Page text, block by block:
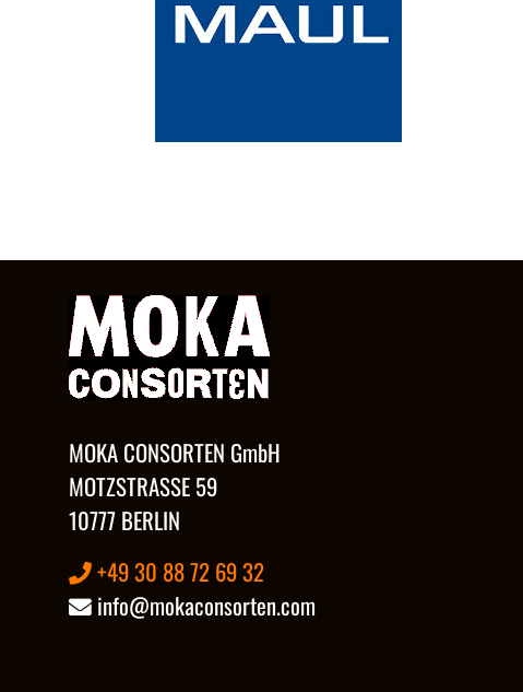
MOKA CONSORTEN GmbH
MOTZSTRASSE 59
10777 BERLIN
+49 30 88 72 69 32
info@mokaconsorten.com